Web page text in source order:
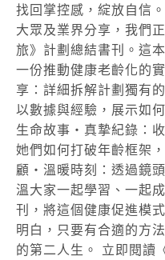
找回掌控感，綻放自信
大眾及業界分享，我們
旅》計劃總結書刊。這
一份推動健康老齡化的
享：詳細拆解計劃獨有
以數據與經驗，展示如
生命故事・真摯紀錄：
她們如何打破年齡框架
顧・溫暖時刻：透過鏡
溫大家一起學習、一起
刊，將這個健康促進模
明白，只要有合適的方
的第二人生。 立即閱讀